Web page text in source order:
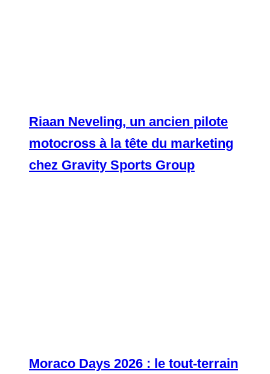
Riaan Neveling, un ancien pilote
motocross à la tête du marketing
chez Gravity Sports Group
Moraco Days 2026 : le tout-terrain